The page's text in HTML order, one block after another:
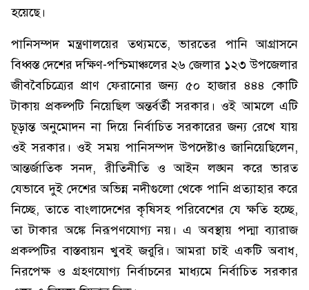
হয়েছে।
পানিসম্পদ মন্ত্রণালয়ের তথ্যমতে, ভারতের পানি আগ্রাসনে
বিধ্বস্ত দেশের দক্ষিণ-পশ্চিমাঞ্চলের ২৬ জেলার ১২৩ উপজেলার
জীববৈচিত্র্যের প্রাণ ফেরানোর জন্য ৫০ হাজার ৪৪৪ কোটি
টাকায় প্রকল্পটি নিয়েছিল অন্তর্বর্তী সরকার। ওই আমলে এটি
চূড়ান্ত অনুমোদন না দিয়ে নির্বাচিত সরকারের জন্য রেখে যায়
ওই সরকার। ওই সময় পানিসম্পদ উপদেষ্টাও জানিয়েছিলেন,
আন্তর্জাতিক সনদ, রীতিনীতি ও আইন লঙ্ঘন করে ভারত
যেভাবে দুই দেশের অভিন্ন নদীগুলো থেকে পানি প্রত্যাহার করে
নিচ্ছে, তাতে বাংলাদেশের কৃষিসহ পরিবেশের যে ক্ষতি হচ্ছে,
তা টাকার অঙ্কে নিরূপণযোগ্য নয়। এ অবস্থায় পদ্মা ব্যারাজ
প্রকল্পটির বাস্তবায়ন খুবই জরুরি। আমরা চাই একটি অবাধ,
নিরপেক্ষ ও গ্রহণযোগ্য নির্বাচনের মাধ্যমে নির্বাচিত সরকার